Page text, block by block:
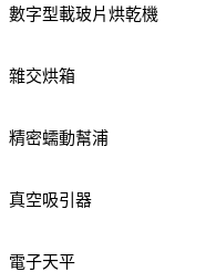
數字型載玻片烘乾機
雜交烘箱
精密蠕動幫浦
真空吸引器
電子天平